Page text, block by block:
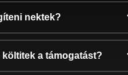
nektek?
a támogatást?